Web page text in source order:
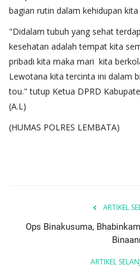
bagian rutin dalam kehidupan
"Didalam tubuh yang sehat
kesehatan adalah tempat kita
pribadi kita maka mari kita
Lewotana kita tercinta ini dalam
tou." tutup Ketua DPRD
(A.L)
(HUMAS POLRES LEMBATA)
ARTIKEL
Ops Binakusuma,
ARTIKEL